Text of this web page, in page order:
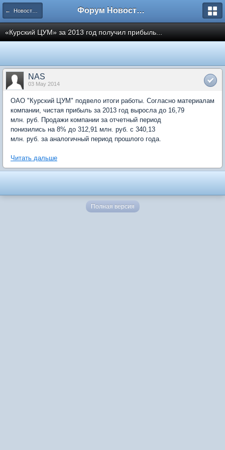
← Новости рынка недвижимости Форум Новостройки
«Курский ЦУМ» за 2013 год получил прибыль...
NAS
03 May 2014
ОАО "Курский ЦУМ" подвело итоги работы. Согласно материалам
компании, чистая прибыль за 2013 год выросла до 16,79
млн. руб. Продажи компании за отчетный период
понизились на 8% до 312,91 млн. руб. с 340,13
млн. руб. за аналогичный период прошлого года.
Читать дальше
Полная версия